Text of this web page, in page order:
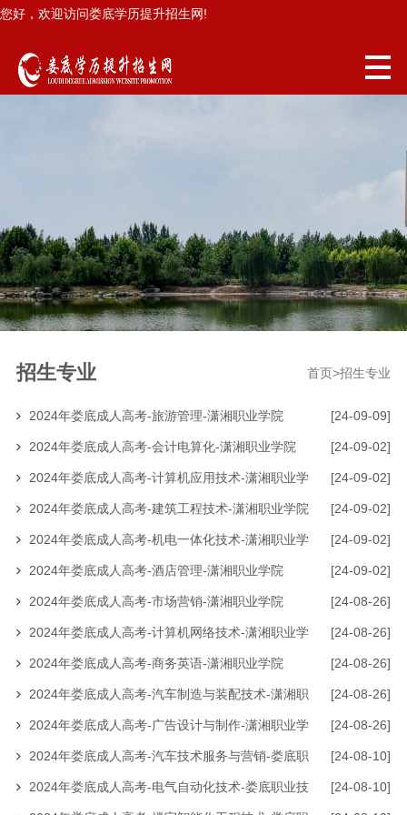
您好，欢迎访问娄底学历提升招生网!
首页>招生专业
招生专业
[24-09-09]
2024年娄底成人高考-旅游管理-潇湘职业学院
[24-09-02]
2024年娄底成人高考-会计电算化-潇湘职业学院
[24-09-02]
2024年娄底成人高考-计算机应用技术-潇湘职业学
院 [24-09-02]
2024年娄底成人高考-建筑工程技术-潇湘职业学院
[24-09-02]
2024年娄底成人高考-机电一体化技术-潇湘职业学
院 [24-09-02]
2024年娄底成人高考-酒店管理-潇湘职业学院
[24-08-26]
2024年娄底成人高考-市场营销-潇湘职业学院
[24-08-26]
2024年娄底成人高考-计算机网络技术-潇湘职业学
院 [24-08-26]
2024年娄底成人高考-商务英语-潇湘职业学院
[24-08-26]
2024年娄底成人高考-汽车制造与装配技术-潇湘职
业学院 [24-08-26]
2024年娄底成人高考-广告设计与制作-潇湘职业学
院 [24-08-10]
2024年娄底成人高考-汽车技术服务与营销-娄底职
业技术学院 [24-08-10]
2024年娄底成人高考-电气自动化技术-娄底职业技